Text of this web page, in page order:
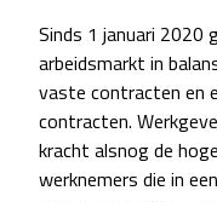
Sinds 1 januari 2020
arbeidsmarkt in
vaste contracten en
contracten.
kracht alsnog de
werknemers die in